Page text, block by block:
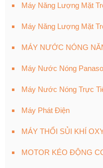
Máy Năng Lượng Mặt
Máy Năng Lượng Mặt
MÁY NƯỚC NÓNG
Máy Nước Nóng
Máy Nước Nóng Trực
Máy Phát Điện
MÁY THỔI SỦI KHÍ
MOTOR KÉO ĐỘNG